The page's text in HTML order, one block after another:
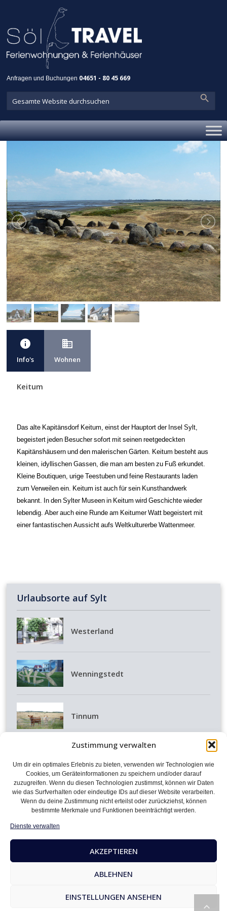
Zustimmung verwalten
Um dir ein optimales Erlebnis zu bieten, verwenden wir Technologien wie
Cookies, um Geräteinformationen zu speichern und/oder darauf
zuzugreifen. Wenn du diesen Technologien zustimmst, können wir Daten
wie das Surfverhalten oder eindeutige IDs auf dieser Website verarbeiten.
Wenn du deine Zustimmung nicht erteilst oder zurückziehst, können
bestimmte Merkmale und Funktionen beeinträchtigt werden.
Dienste verwalten
AKZEPTIEREN
ABLEHNEN
EINSTELLUNGEN ANSEHEN
Anfragen und Buchungen 04651 - 80 45 669
info
Info's
business
Wohnen
Keitum
Das alte Kapitänsdorf Keitum, einst der Hauptort der Insel Sylt,
begeistert jeden Besucher sofort mit seinen reetgedeckten
Kapitänshäusern und den malerischen Gärten. Keitum besteht aus
kleinen, idyllischen Gassen, die man am besten zu Fuß erkundet.
Kleine Boutiquen, urige Teestuben und feine Restaurants laden
zum Verweilen ein. Keitum ist auch für sein Kunsthandwerk
bekannt. In den Sylter Museen in Keitum wird Geschichte wieder
lebendig. Aber auch eine Runde am Keitumer Watt begeistert mit
einer fantastischen Aussicht aufs Weltkulturerbe Wattenmeer.
Urlaubsorte auf Sylt
Westerland
Wenningstedt
Tinnum
Munkmarsch
